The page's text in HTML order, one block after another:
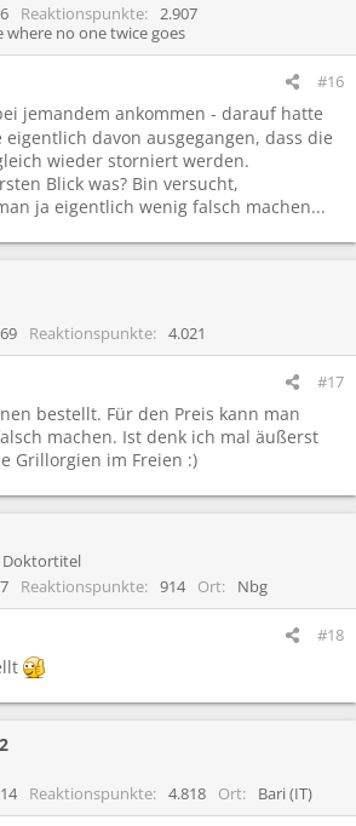
Reaktionspunkte
2.907
where no one twice goes
#16
jemandem ankommen - darauf hatte
eigentlich davon ausgegangen, dass die
wieder storniert werden.
Blick was? Bin versucht,
ja eigentlich wenig falsch machen...
Reaktionspunkte 4.021
#17
bestellt. Für den Preis kann man
machen. Ist denk ich mal äußerst
Grillorgien im Freien :)
Doktortitel
Reaktionspunkte 914 Ort Nbg
#18
Reaktionspunkte 4.818 Ort Bari (IT)